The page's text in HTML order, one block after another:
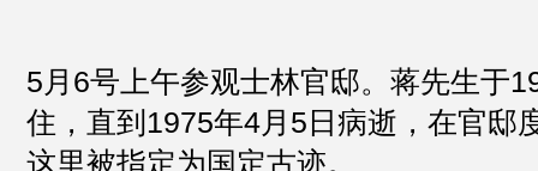
5月6号上午参观士林官邸。蒋先生于
住，直到1975年4月5日病逝，在官邸
这里被指定为国定古迹。